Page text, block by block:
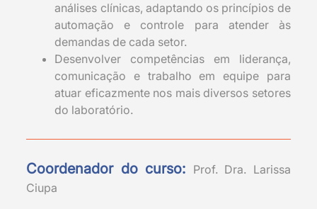
análises clínicas, adaptando os princípios de
automação e controle para atender às
demandas de cada setor.
Desenvolver competências em liderança,
comunicação e trabalho em equipe para
atuar eficazmente nos mais diversos setores
do laboratório.
Coordenador do curso: Prof. Dra. Larissa
Ciupa